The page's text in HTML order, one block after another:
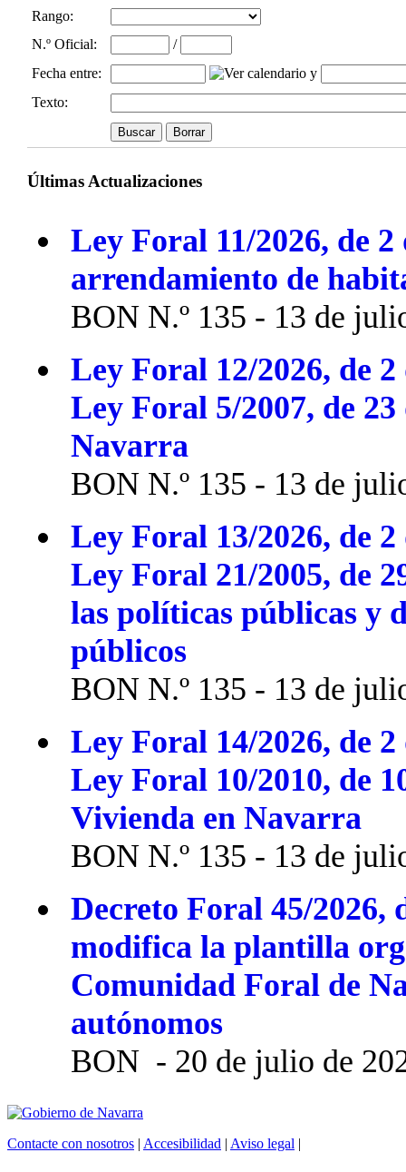
Rango:
N.º Oficial:
/
Fecha entre:
y
Texto:
Últimas Actualizaciones
Ley Foral 11/2026, de
arrendamiento de
BON N.º 135 - 13 de
Ley Foral 12/2026, de
Ley Foral 5/2007, de
Navarra
BON N.º 135 - 13 de
Ley Foral 13/2026, de
Ley Foral 21/2005, de
las políticas públicas y
públicos
BON N.º 135 - 13 de
Ley Foral 14/2026, de
Ley Foral 10/2010, de
Vivienda en Navarra
BON N.º 135 - 13 de
Decreto Foral 45/2026,
modifica la plantilla
Comunidad Foral de
autónomos
BON - 20 de julio de
Contacte con nosotros | Accesibilidad | Aviso legal |